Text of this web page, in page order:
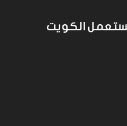
الكويت